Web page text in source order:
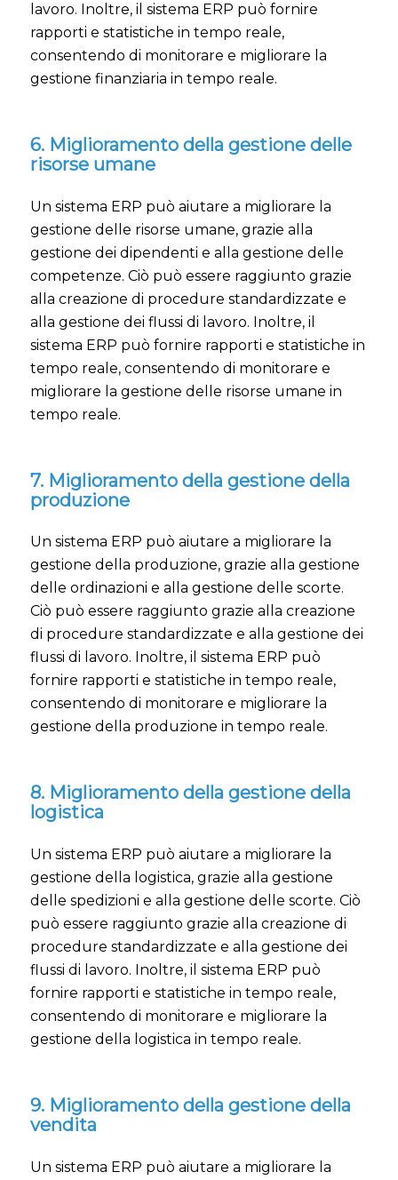
lavoro. Inoltre, il sistema ERP può fornire
rapporti e statistiche in tempo reale,
consentendo di monitorare e migliorare la
gestione finanziaria in tempo reale.
6. Miglioramento della gestione delle
risorse umane
Un sistema ERP può aiutare a migliorare la
gestione delle risorse umane, grazie alla
gestione dei dipendenti e alla gestione delle
competenze. Ciò può essere raggiunto grazie
alla creazione di procedure standardizzate e
alla gestione dei flussi di lavoro. Inoltre, il
sistema ERP può fornire rapporti e statistiche in
tempo reale, consentendo di monitorare e
migliorare la gestione delle risorse umane in
tempo reale.
7. Miglioramento della gestione della
produzione
Un sistema ERP può aiutare a migliorare la
gestione della produzione, grazie alla gestione
delle ordinazioni e alla gestione delle scorte.
Ciò può essere raggiunto grazie alla creazione
di procedure standardizzate e alla gestione dei
flussi di lavoro. Inoltre, il sistema ERP può
fornire rapporti e statistiche in tempo reale,
consentendo di monitorare e migliorare la
gestione della produzione in tempo reale.
8. Miglioramento della gestione della
logistica
Un sistema ERP può aiutare a migliorare la
gestione della logistica, grazie alla gestione
delle spedizioni e alla gestione delle scorte. Ciò
può essere raggiunto grazie alla creazione di
procedure standardizzate e alla gestione dei
flussi di lavoro. Inoltre, il sistema ERP può
fornire rapporti e statistiche in tempo reale,
consentendo di monitorare e migliorare la
gestione della logistica in tempo reale.
9. Miglioramento della gestione della
vendita
Un sistema ERP può aiutare a migliorare la